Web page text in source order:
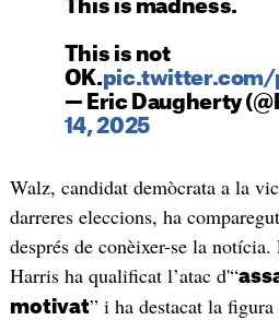
This is madness.
This is not
OK.pic.twitter.com/
— Eric Daugherty
14, 2025
Walz, candidat demòcrata a la
darreres eleccions, ha
després de conèixer-se la
Harris ha qualificat l’atac d'“
motivat” i ha destacat la